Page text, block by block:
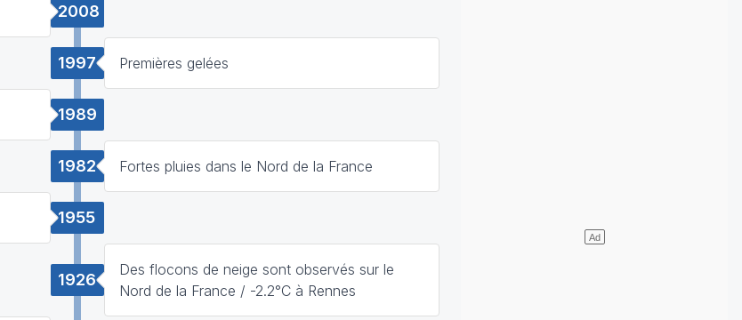
2008
1997 Premières gelées
1989
1982 Fortes pluies dans le Nord de la France
1955
1926
Des flocons de neige sont observés sur le
Nord de la France / -2.2°C à Rennes